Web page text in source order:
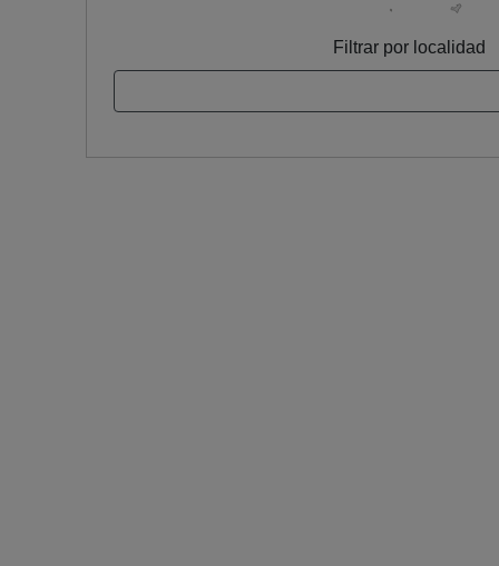
Filtrar por localidad